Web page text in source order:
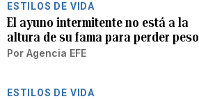
ESTILOS DE VIDA
El ayuno intermitente no está a la
altura de su fama para perder peso
Por Agencia EFE
ESTILOS DE VIDA